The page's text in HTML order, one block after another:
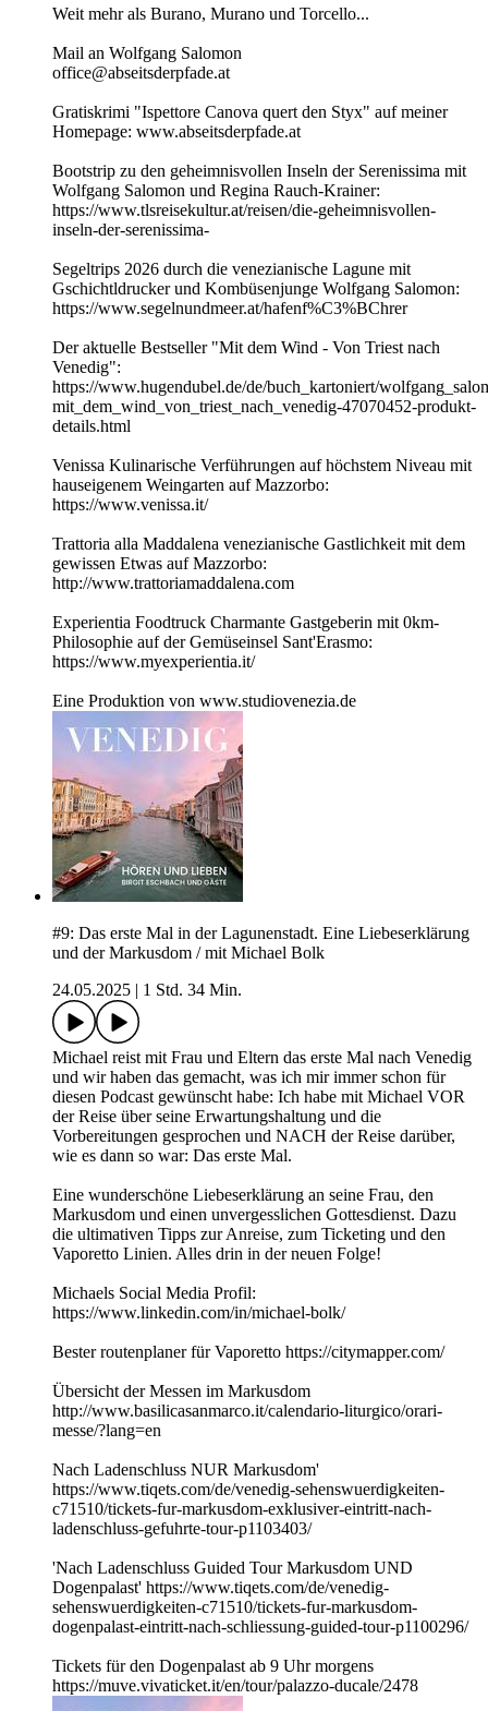
Weit mehr als Burano, Murano und Torcello...
Mail an Wolfgang Salomon
office@abseitsderpfade.at
Gratiskrimi "Ispettore Canova quert den Styx" auf meiner
Homepage: www.abseitsderpfade.at
Bootstrip zu den geheimnisvollen Inseln der Serenissima mit
Wolfgang Salomon und Regina Rauch-Krainer:
https://www.tlsreisekultur.at/reisen/die-geheimnisvollen-
inseln-der-serenissima-
Segeltrips 2026 durch die venezianische Lagune mit
Gschichtldrucker und Kombüsenjunge Wolfgang Salomon:
https://www.segelnundmeer.at/hafenf%C3%BChrer
Der aktuelle Bestseller "Mit dem Wind - Von Triest nach
Venedig":
https://www.hugendubel.de/de/buch_kartoniert/
mit_dem_wind_von_triest_nach_venedig-47070452-produkt-
details.html
Venissa Kulinarische Verführungen auf höchstem Niveau mit
hauseigenem Weingarten auf Mazzorbo:
https://www.venissa.it/
Trattoria alla Maddalena venezianische Gastlichkeit mit dem
gewissen Etwas auf Mazzorbo:
http://www.trattoriamaddalena.com
Experientia Foodtruck Charmante Gastgeberin mit 0km-
Philosophie auf der Gemüseinsel Sant'Erasmo:
https://www.myexperientia.it/
Eine Produktion von www.studiovenezia.de
#9: Das erste Mal in der Lagunenstadt. Eine Liebeserklärung
und der Markusdom / mit Michael Bolk
24.05.2025
1 Std. 34 Min.
Michael reist mit Frau und Eltern das erste Mal nach Venedig
und wir haben das gemacht, was ich mir immer schon für
diesen Podcast gewünscht habe: Ich habe mit Michael VOR
der Reise über seine Erwartungshaltung und die
Vorbereitungen gesprochen und NACH der Reise darüber,
wie es dann so war: Das erste Mal.
Eine wunderschöne Liebeserklärung an seine Frau, den
Markusdom und einen unvergesslichen Gottesdienst. Dazu
die ultimativen Tipps zur Anreise, zum Ticketing und den
Vaporetto Linien. Alles drin in der neuen Folge!
Michaels Social Media Profil:
https://www.linkedin.com/in/michael-bolk/
Bester routenplaner für Vaporetto https://citymapper.com/
Übersicht der Messen im Markusdom
http://www.basilicasanmarco.it/calendario-liturgico/orari-
messe/?lang=en
Nach Ladenschluss NUR Markusdom'
https://www.tiqets.com/de/venedig-sehenswuerdigkeiten-
c71510/tickets-fur-markusdom-exklusiver-eintritt-nach-
ladenschluss-gefuhrte-tour-p1103403/
'Nach Ladenschluss Guided Tour Markusdom UND
Dogenpalast' https://www.tiqets.com/de/venedig-
sehenswuerdigkeiten-c71510/tickets-fur-markusdom-
dogenpalast-eintritt-nach-schliessung-guided-tour-p1100296/
Tickets für den Dogenpalast ab 9 Uhr morgens
https://muve.vivaticket.it/en/tour/palazzo-ducale/2478